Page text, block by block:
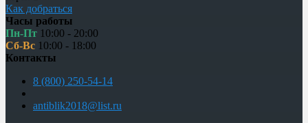
Как добраться
Часы работы
Пн-Пт 10:00 - 20:00
Сб-Вс 10:00 - 18:00
Контакты
8 (800) 250-54-14
antiblik2018@list.ru